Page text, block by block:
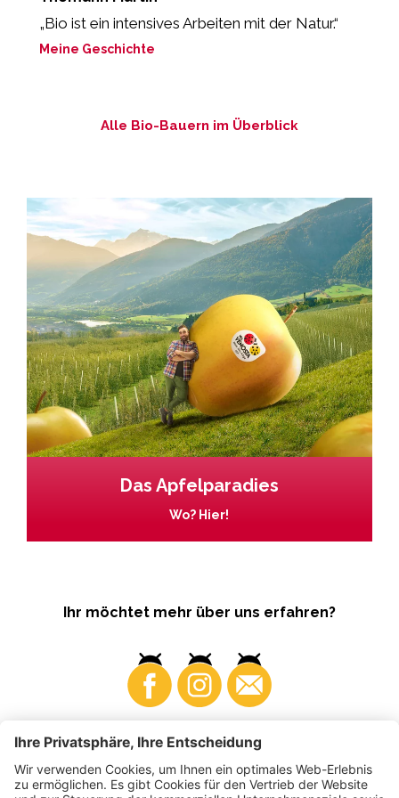
„Bio ist ein intensives Arbeiten mit der Natur.“
Meine Geschichte
Alle Bio-Bauern im Überblick
Das Apfelparadies
Wo? Hier!
Ihr möchtet mehr über uns erfahren?
Business Produzenten